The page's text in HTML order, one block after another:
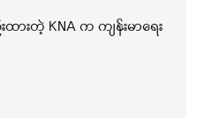
ားတဲ့ KNA က ကျန်းမာရေး